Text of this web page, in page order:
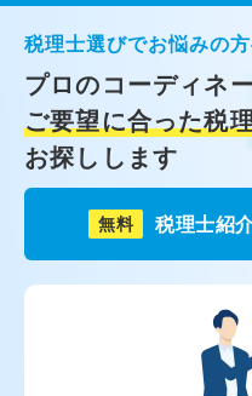
税理士選びでお悩みの
プロのコーディネ
ご要望に合った税
お探しします
無料 税理士紹